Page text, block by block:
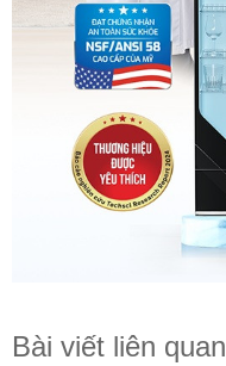
Bài viết liên quan